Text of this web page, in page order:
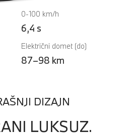
0-100 km/h
6,4 s
Električni domet (do)
87–98 km
DIZAJN
LUKSUZ.